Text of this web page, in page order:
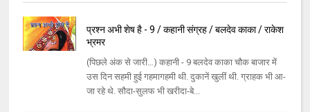
प्रश्न अभी शेष है - 9 / कहानी संग्रह / बलदेव काका / राकेश
भ्रमर
(पिछले अंक से जारी…) कहानी - 9 बलदेव काका चौक बाजार में
उस दिन सहमी हुई गहमागहमी थी. दुकानें खुलीं थी. ग्राहक भी आ-
जा रहे थे. सौदा-सुलफ भी खरीदा-बे...